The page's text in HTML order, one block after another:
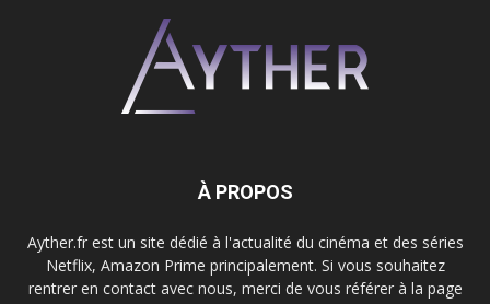
À PROPOS
Ayther.fr est un site dédié à l'actualité du cinéma et des séries
Netflix, Amazon Prime principalement. Si vous souhaitez
rentrer en contact avec nous, merci de vous référer à la page